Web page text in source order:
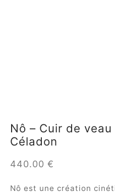
Nô – Cuir de
Céladon
440.00 €
Nô est une création